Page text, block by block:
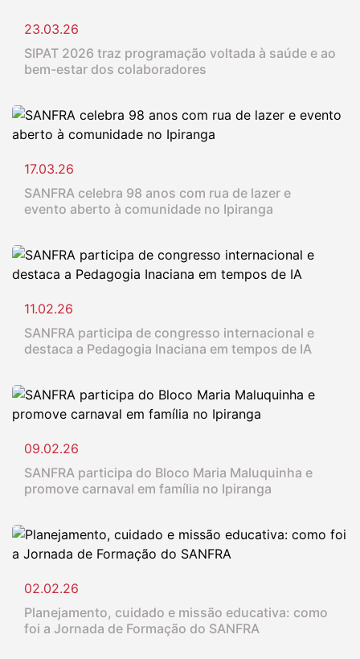
23.03.26
SIPAT 2026 traz programação voltada à saúde e ao
bem-estar dos colaboradores
17.03.26
SANFRA celebra 98 anos com rua de lazer e
evento aberto à comunidade no Ipiranga
11.02.26
SANFRA participa de congresso internacional e
destaca a Pedagogia Inaciana em tempos de IA
09.02.26
SANFRA participa do Bloco Maria Maluquinha e
promove carnaval em família no Ipiranga
02.02.26
Planejamento, cuidado e missão educativa: como
foi a Jornada de Formação do SANFRA